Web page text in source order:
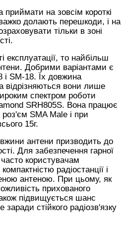
на зовсім короткі
долають перешкоди, і на
тільки в зоні
експлуатації, то найбільш
Добрими варіантами є
і SM-18. Їх довжина
відрізняються вони лише
спектром роботи
SRH805S. Вона працює
SMA Male і при
15г.
антени призводить до
Для забезпечення гарної
користувачам
радіостанції і
антеною. При цьому, як
прихованого
підвищується шанс
стійкого радіозв'язку